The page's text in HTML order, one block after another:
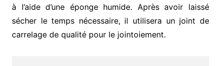
à l’aide d’une éponge humide. Après avoir laissé
sécher le temps nécessaire, il utilisera un joint de
carrelage de qualité pour le jointoiement.